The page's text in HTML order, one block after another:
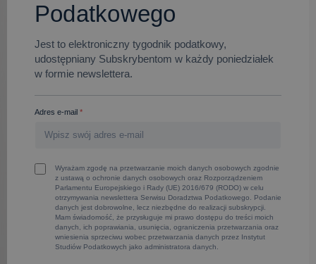
Podatkowego
Jest to elektroniczny tygodnik podatkowy,
udostępniany Subskrybentom w każdy poniedziałek
w formie newslettera.
Adres e-mail *
Wyrażam zgodę na przetwarzanie moich danych osobowych zgodnie
z ustawą o ochronie danych osobowych oraz Rozporządzeniem
Parlamentu Europejskiego i Rady (UE) 2016/679 (RODO) w celu
otrzymywania newslettera Serwisu Doradztwa Podatkowego. Podanie
danych jest dobrowolne, lecz niezbędne do realizacji subskrypcji.
Mam świadomość, że przysługuje mi prawo dostępu do treści moich
danych, ich poprawiania, usunięcia, ograniczenia przetwarzania oraz
wniesienia sprzeciwu wobec przetwarzania danych przez Instytut
Studiów Podatkowych jako administratora danych.